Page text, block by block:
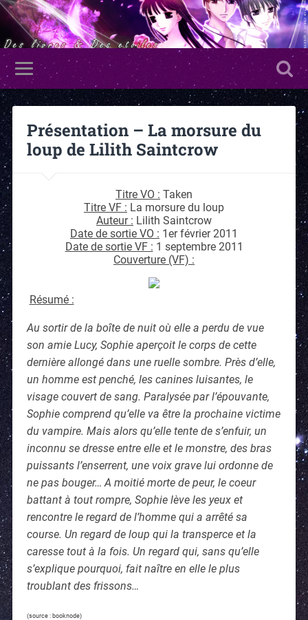
Présentation – La morsure du
loup de Lilith Saintcrow
Titre VO : Taken
Titre VF : La morsure du loup
Auteur : Lilith Saintcrow
Date de sortie VO : 1er février 2011
Date de sortie VF : 1 septembre 2011
Couverture (VF) :
Résumé :
Au sortir de la boîte de nuit où elle a perdu de vue
son amie Lucy, Sophie aperçoit le corps de cette
dernière allongé dans une ruelle sombre. Près d’elle,
un homme est penché, les canines luisantes, le
visage couvert de sang. Paralysée par l’épouvante,
Sophie comprend qu’elle va être la prochaine victime
du vampire. Mais alors qu’elle tente de s’enfuir, un
inconnu se dresse entre elle et le monstre, des bras
puissants l’enserrent, une voix grave lui ordonne de
ne pas bouger… A moitié morte de peur, le coeur
battant à tout rompre, Sophie lève les yeux et
rencontre le regard de l’homme qui a arrêté sa
course. Un regard de loup qui la transperce et la
caresse tout à la fois. Un regard qui, sans qu’elle
s’explique pourquoi, fait naître en elle le plus
troublant des frissons…
(source : booknode)